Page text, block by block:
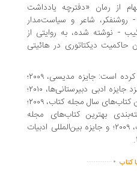
«دفترچه یادداشت
شاعر و سیاست‌مدار
شده، به روایتی از
دیکتاتوری در هائیتی
این رمان جوایز بسیاری از آن خود کرده است: جایزه مدیسی، ۲۰۰۹؛
جایزه‌ بزرگ کتاب مونترال، ۲۰۱۰؛ نامزد جایزه‌ ادبی دبیرستانی‌ها، ۲۰۱۰؛
بهترین رمان سال در رده‌بندی بهترین کتاب‌های سال مجله‌ کتاب، ۲۰۰۹؛
بهترین کتاب‌های مجله
۲۰۰۹؛ جایزه کتابخانه‌ کبک، ۲۰۰۹؛ و جایزه‌ بین‌المللی ادبیات
..............